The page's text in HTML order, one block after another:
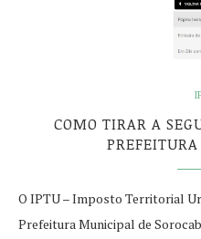
COMO TIRAR A
O IPTU – Imposto Territorial
Prefeitura Municipal de